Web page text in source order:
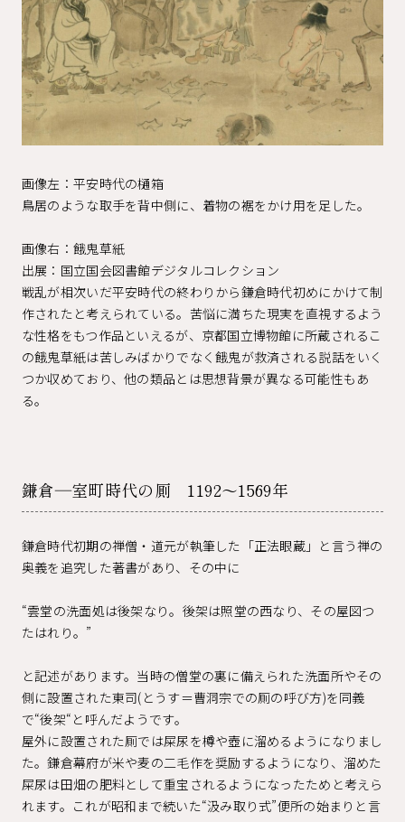
画像左：平安時代の樋箱
鳥居のような取手を背中側に、着物の裾をかけ用を足した。
画像右：餓鬼草紙
出展：国立国会図書館デジタルコレクション
戦乱が相次いだ平安時代の終わりから鎌倉時代初めにかけて制
作されたと考えられている。苦悩に満ちた現実を直視するよう
な性格をもつ作品といえるが、京都国立博物館に所蔵されるこ
の餓鬼草紙は苦しみばかりでなく餓鬼が救済される説話をいく
つか収めており、他の類品とは思想背景が異なる可能性もあ
る。
鎌倉―室町時代の厠 1192～1569年
鎌倉時代初期の禅僧・道元が執筆した「正法眼蔵」と言う禅の
奥義を追究した著書があり、その中に
“雲堂の洗面処は後架なり。後架は照堂の西なり、その屋図つ
たはれり。”
と記述があります。当時の僧堂の裏に備えられた洗面所やその
側に設置された東司(とうす＝曹洞宗での厠の呼び方)を同義
で“後架“と呼んだようです。
屋外に設置された厠では屎尿を樽や壺に溜めるようになりまし
た。鎌倉幕府が米や麦の二毛作を奨励するようになり、溜めた
屎尿は田畑の肥料として重宝されるようになったためと考えら
れます。これが昭和まで続いた“汲み取り式”便所の始まりと言